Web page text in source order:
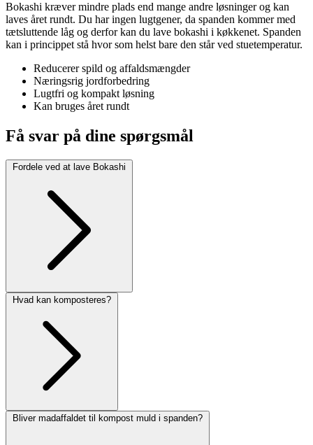
Bokashi kræver mindre plads end mange andre løsninger og kan
laves året rundt. Du har ingen lugtgener, da spanden kommer med
tætsluttende låg og derfor kan du lave bokashi i køkkenet. Spanden
kan i princippet stå hvor som helst bare den står ved stuetemperatur.
Reducerer spild og affaldsmængder
Næringsrig jordforbedring
Lugtfri og kompakt løsning
Kan bruges året rundt
Få svar på dine spørgsmål
Fordele ved at lave Bokashi
Hvad kan komposteres?
Bliver madaffaldet til kompost muld i spanden?